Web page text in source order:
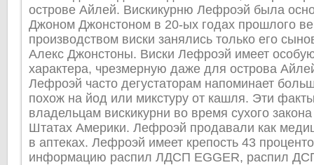
острове Айлей. Вискикурню Лефроэй была
Джоном Джонстоном в 20-ых годах прошлого
производством виски занялись только его
Алекс Джонстоны. Виски Лефроэй имеет
характера, чрезмерную даже для острова
Лефроэй часто дегустаторам напоминает
похож на йод или микстуру от кашля. Эти
владельцам вискикурни во время сухого
Штатах Америки. Лефроэй продавали как
в аптеках. Лефроэй имеет крепость 43
информацию распил ЛДСП EGGER, распил